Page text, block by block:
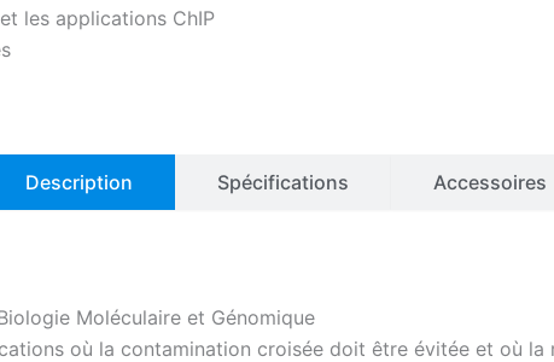
les applications ChIP
Description Spécifications Accessoires
Moléculaire et Génomique
où la contamination croisée doit être évitée et où